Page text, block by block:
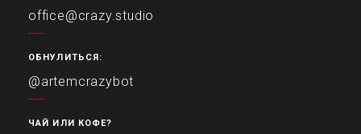
office@crazy.studio
ОБНУЛИТЬСЯ:
@artemcrazybot
ЧАЙ ИЛИ КОФЕ?